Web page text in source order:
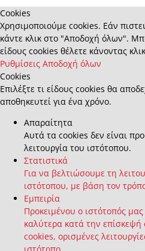
Cookies
Χρησιμοποιούμε cookies. Εάν
κάντε κλικ στο "Αποδοχή όλων".
είδους cookies θέλετε κάνοντας
Ρυθμίσεις Αποδοχή όλων
Cookies
Επιλέξτε τι είδους cookies θα
αποθηκευτεί για ένα χρόνο.
Απαραίτητα
Αυτά τα cookies δεν είναι
λειτουργία του ιστότοπου.
Στατιστικά
Για να βελτιώσουμε τη
ιστότοπου, με βάση τον
Εμπειρία
Προκειμένου ο ιστότοπός
καλύτερα κατά την
cookies, ορισμένες